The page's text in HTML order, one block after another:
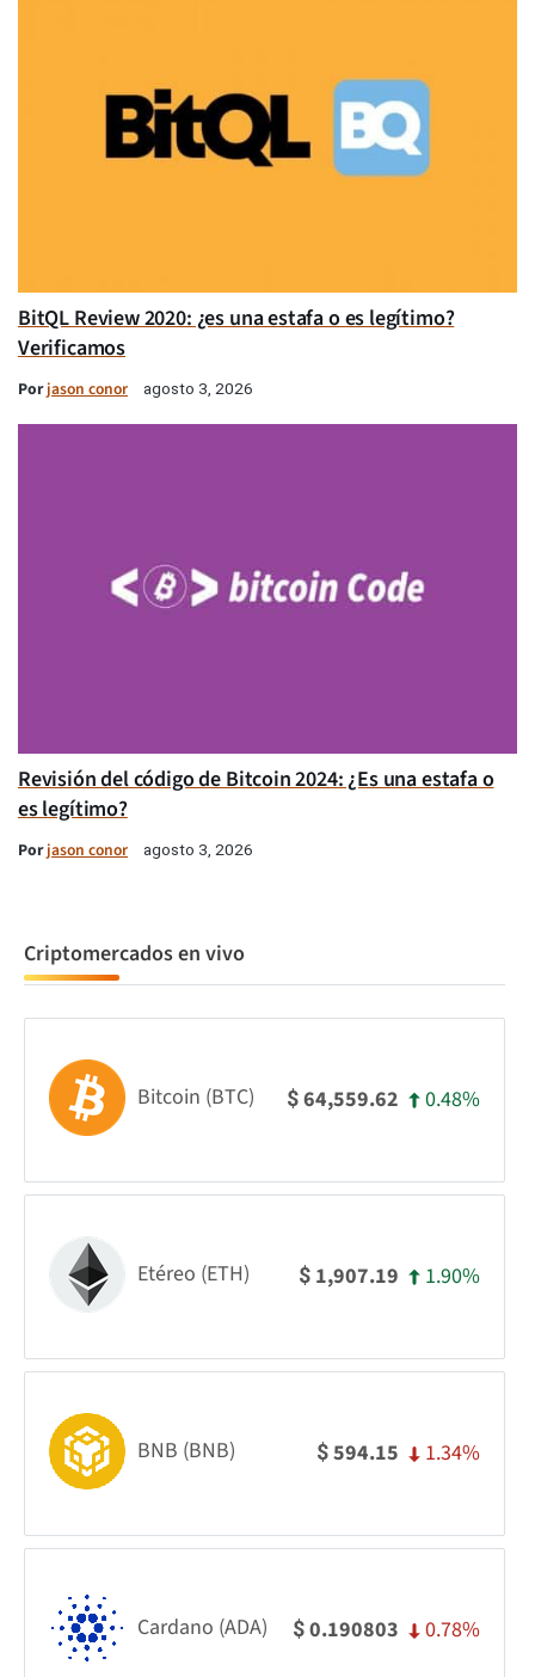
BitQL Review 2020: ¿es una estafa o es legítimo?
Verificamos
Porjason conor agosto 3, 2026
Revisión del código de Bitcoin 2024: ¿Es una estafa o
es legítimo?
Porjason conor agosto 3, 2026
Criptomercados en vivo
Bitcoin (BTC) $64,559.62 0.48%
Etéreo (ETH) $ 1,907.19 1.90%
BNB (BNB) $594.15 1.34%
Cardano (ADA) $0.190803 0.78%